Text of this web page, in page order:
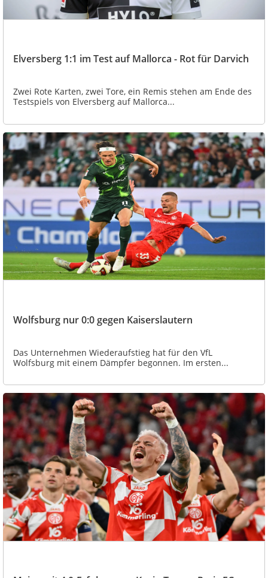
Elversberg 1:1 im Test auf Mallorca - Rot für Darvich
Zwei Rote Karten, zwei Tore, ein Remis stehen am Ende des
Testspiels von Elversberg auf Mallorca...
Wolfsburg nur 0:0 gegen Kaiserslautern
Das Unternehmen Wiederaufstieg hat für den VfL
Wolfsburg mit einem Dämpfer begonnen. Im ersten...